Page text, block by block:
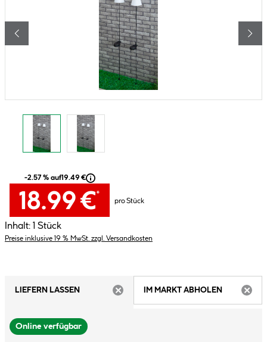
-2.57 % auf19.49 €
18.99 €*
pro Stück
Inhalt: 1 Stück
Preise inklusive 19 % MwSt. zzgl. Versandkosten
LIEFERN LASSEN
IM MARKT ABHOLEN
Online verfügbar